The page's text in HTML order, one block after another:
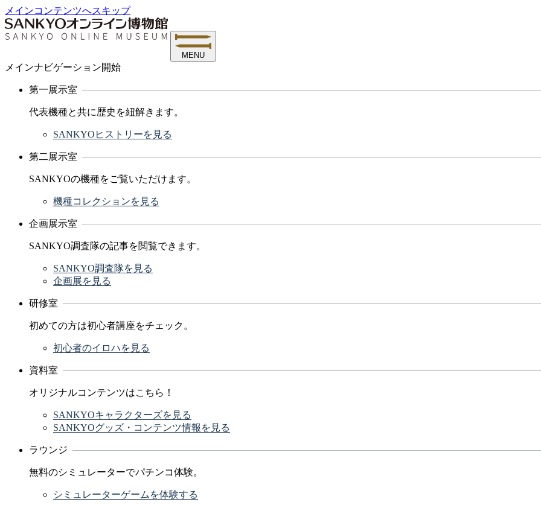
メインコンテンツへスキップ
MENU
メインナビゲーション開始
第一展示室
代表機種と共に歴史を紐解きます。
SANKYOヒストリーを見る
第二展示室
SANKYOの機種をご覧いただけます。
機種コレクションを見る
企画展示室
SANKYO調査隊の記事を閲覧できます。
SANKYO調査隊を見る
企画展を見る
研修室
初めての方は初心者講座をチェック。
初心者のイロハを見る
資料室
オリジナルコンテンツはこちら！
SANKYOキャラクターズを見る
SANKYOグッズ・コンテンツ情報を見る
ラウンジ
無料のシミュレーターでパチンコ体験。
シミュレーターゲームを体験する